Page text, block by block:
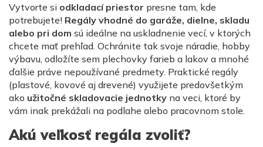
Vytvorte si odkladací priestor presne tam, kde
potrebujete! Regály vhodné do garáže, dielne, skladu
alebo pri dom sú ideálne na uskladnenie vecí, v ktorých
chcete mať prehľad. Ochránite tak svoje náradie, hobby
výbavu, odložíte sem plechovky farieb a lakov a mnohé
ďalšie práve nepoužívané predmety. Praktické regály
(plastové, kovové aj drevené) využijete predovšetkým
ako užitočné skladovacie jednotky na veci, ktoré by
vám inak prekážali na podlahe alebo pracovnom stole.
Akú veľkosť regála zvoliť?